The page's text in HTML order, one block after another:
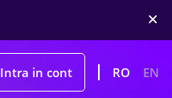
Intra in cont RO EN